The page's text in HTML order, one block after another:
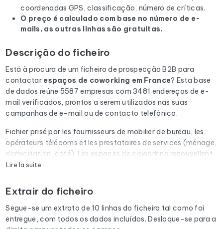
coordenadas GPS, classificação, número de críticas.
O preço é calculado com base no número de e-
mails, as outras linhas são gratuitas.
Descrição do ficheiro
Está à procura de um ficheiro de prospecção B2B para
contactar espaços de coworking em France? Esta base
de dados reúne 5587 empresas com 3481 endereços de e-
mail verificados, prontos a serem utilizados nas suas
campanhas de e-mail ou de contacto telefónico.
Fichier prisé par les fournisseurs de mobilier de bureau, les
opérateurs télécoms et les prestataires de services (ménage,
domiciliation, café). Les espaces de coworking renouvellent
régulièrement leurs équipements.
automática através do Cleanmylist.email antes de ser
incluído. Os endereços inválidos, as caixas de correio cheias
e os domínios expirados são removidos. Resultado: uma
baixa taxa de rejeição e campanhas que chegam à caixa de
Lire la suite
Extrair do ficheiro
Segue-se um extrato de 10 linhas do ficheiro tal como foi
entregue, com todos os dados incluídos. Desloque-se para a